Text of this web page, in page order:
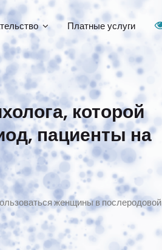
Платные услуги
которой
пациенты на
женщины в послеродовой